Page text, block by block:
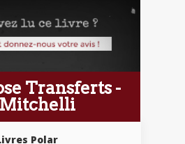
Transferts -
Mitchelli
Polar